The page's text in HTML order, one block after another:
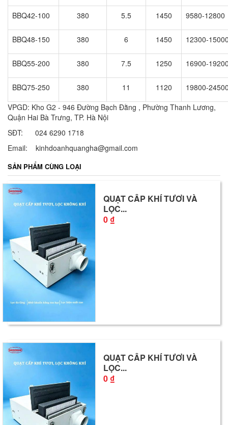
BBQ42-100 380 5.5 1450 9580-12800
BBQ48-150 380 6 1450 12300-
BBQ55-200 380 7.5 1250 16900-
BBQ75-250 380 11 1120
19800-
VPGD: Kho G2 - 946 Đường Bạch Đằng , Phường Thanh Lương,
Quận Hai Bà Trưng, TP. Hà Nội
SĐT: 024 6290 1718
Email: kinhdoanhquangha@gmail.com
SẢN PHẨM CÙNG LOẠI
QUẠT CẤP KHÍ TƯƠI VÀ
LỌC...
0 ₫
QUẠT CẤP KHÍ TƯƠI VÀ
LỌC...
0 ₫